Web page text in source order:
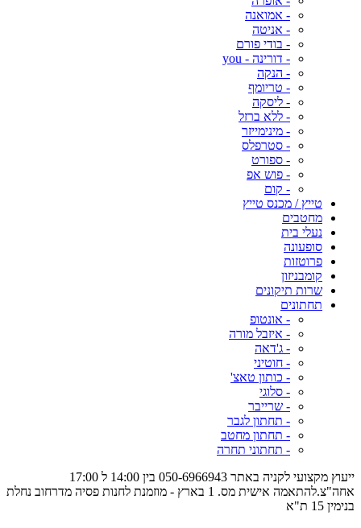
- אמואנה
- אניטה
- בודי פורם
- דורינה - you
- הנקה
- טריומף
- ליסקה
- ללא ברזל
- מינימייזר
- סטרפלס
- ספורט
- פוש אפ
- קום
טייץ / מכנס טייץ
מחטבים
נעלי בית
סופעונה
פרוטזות
קומבניזון
שרות תיקונים
תחתונים
- אונטופ
- איזבל מורה
- ג'דאה
- חוטיני
- כותון טאצ'
- סלוגי
- שרייבר
- תחתון לגבר
- תחתון מחטב
- תחתוני תחרה
ייעוץ מקצועי לקניה באתר 050-6966943 בין 14:00 ל 17:00
אחה"צ.להתאמה אישית מס. 1 בארץ - מוזמנת לחנות פסיה מדרחוב נחלת
בנימין 15 ת"א